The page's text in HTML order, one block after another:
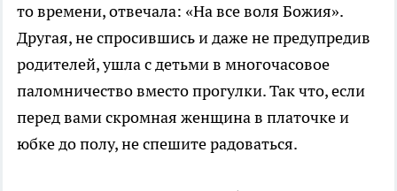
то времени, отвечала: «На все воля Божия».
Другая, не спросившись и даже не предупредив
родителей, ушла с детьми в многочасовое
паломничество вместо прогулки. Так что, если
перед вами скромная женщина в платочке и
юбке до полу, не спешите радоваться.